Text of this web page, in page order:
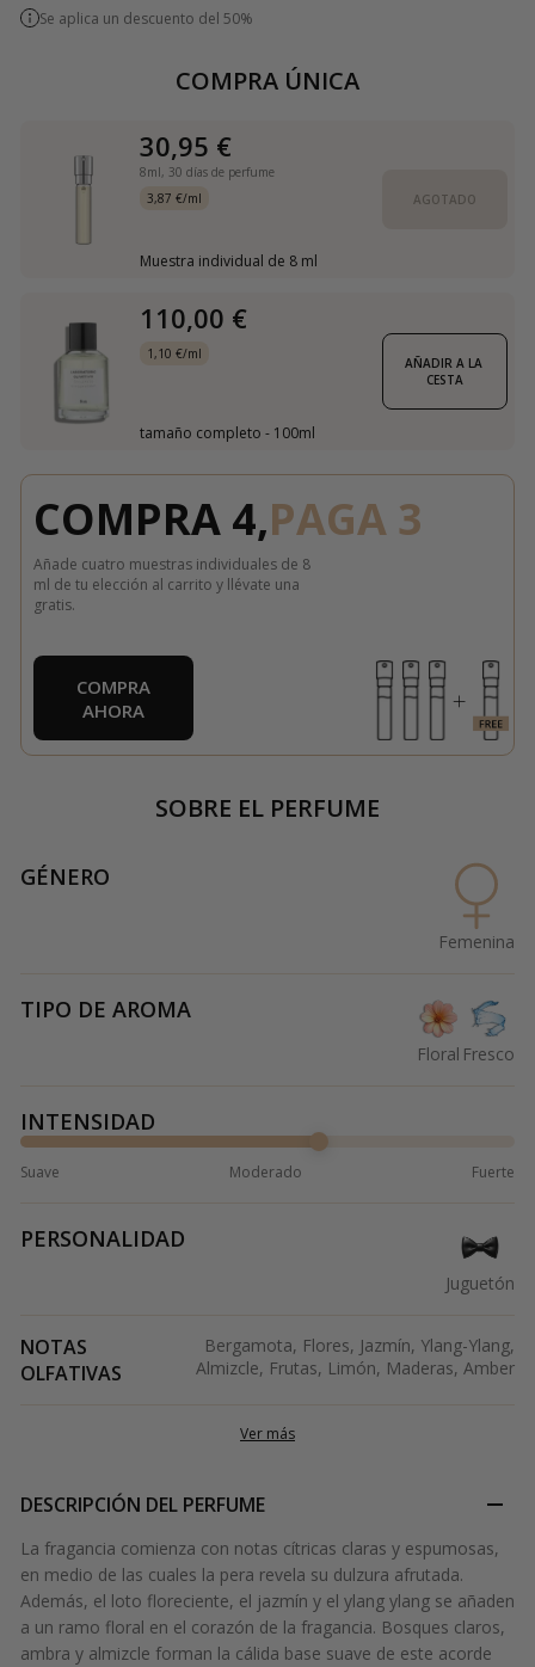
Se aplica un descuento del 50%
COMPRA ÚNICA
30,95 €
8ml, 30 días de perfume
3,87 €/ml
Muestra individual de 8 ml
AGOTADO
110,00 €
1,10 €/ml
tamaño completo - 100ml
AÑADIR A LA
CESTA
COMPRA 4,PAGA 3
Añade cuatro muestras individuales de 8
ml de tu elección al carrito y llévate una
gratis.
COMPRA
AHORA
SOBRE EL PERFUME
GÉNERO
Femenina
TIPO DE AROMA
Floral Fresco
INTENSIDAD
Suave Moderado Fuerte
PERSONALIDAD
Juguetón
NOTAS
OLFATIVAS
Bergamota, Flores, Jazmín, Ylang-Ylang,
Almizcle, Frutas, Limón, Maderas, Amber
Ver más
DESCRIPCIÓN DEL PERFUME
La fragancia comienza con notas cítricas claras y espumosas,
en medio de las cuales la pera revela su dulzura afrutada.
Además, el loto floreciente, el jazmín y el ylang ylang se añaden
a un ramo floral en el corazón de la fragancia. Bosques claros,
ambra y almizcle forman la cálida base suave de este acorde